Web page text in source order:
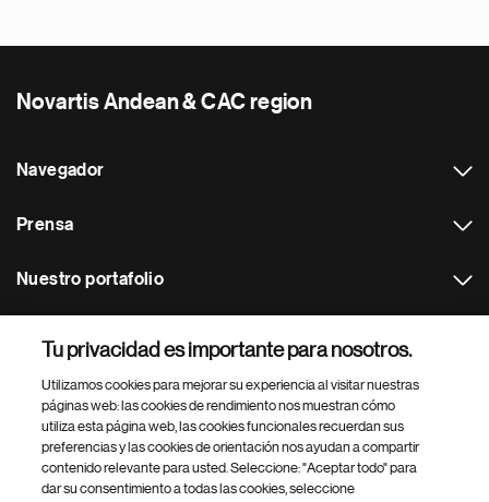
Novartis Andean & CAC region
Navegador
Prensa
Nuestro portafolio
Footer Site Search
Tu privacidad es importante para nosotros.
Utilizamos cookies para mejorar su experiencia al visitar nuestras
páginas web: las cookies de rendimiento nos muestran cómo
utiliza esta página web, las cookies funcionales recuerdan sus
preferencias y las cookies de orientación nos ayudan a compartir
contenido relevante para usted. Seleccione: "Aceptar todo" para
dar su consentimiento a todas las cookies, seleccione